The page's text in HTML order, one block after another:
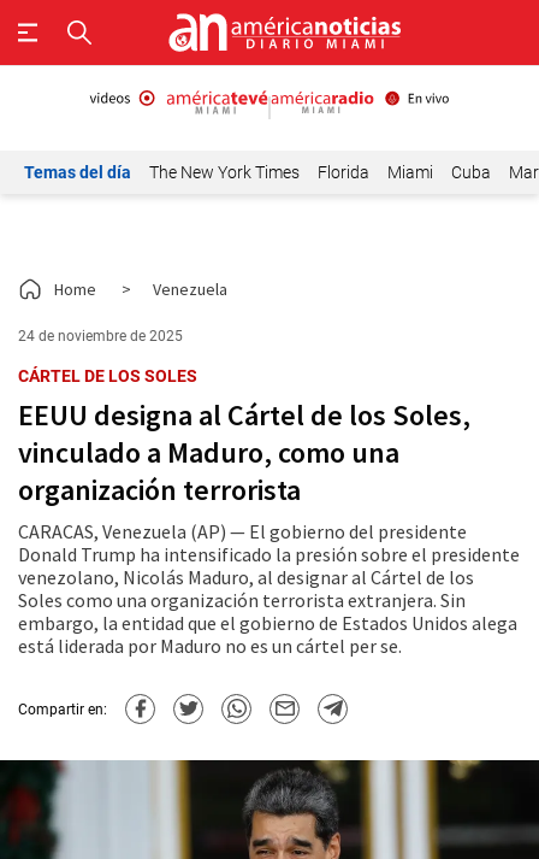
Temas del día The New York Times Florida Miami Cuba
Home > Venezuela
24 de noviembre de 2025
CÁRTEL DE LOS SOLES
EEUU designa al Cártel de los Soles,
vinculado a Maduro, como una
organización terrorista
CARACAS, Venezuela (AP) — El gobierno del presidente
Donald Trump ha intensificado la presión sobre el presidente
venezolano, Nicolás Maduro, al designar al Cártel de los
Soles como una organización terrorista extranjera. Sin
embargo, la entidad que el gobierno de Estados Unidos alega
está liderada por Maduro no es un cártel per se.
Compartir en: